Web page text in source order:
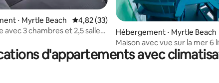
base de 169 commentaires : 4,97 sur 5
⋅ Myrtle Beach Évaluation moyenne sur la base de 33
4,82 (33)
avec 3 chambres et 2,5 salles
Hébergement ⋅ Myrtle Beach
Maison avec vue sur la mer 6
3 chambres-garage près de la
promenade
d'appartements avec